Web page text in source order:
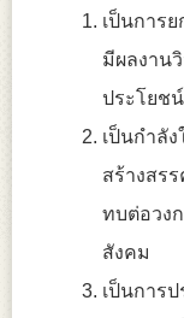
เป็นการ
มีผลงาน
ประโยช
เป็นกำลั
สร้างสร
ทบต่อวง
สังคม
เป็นการ